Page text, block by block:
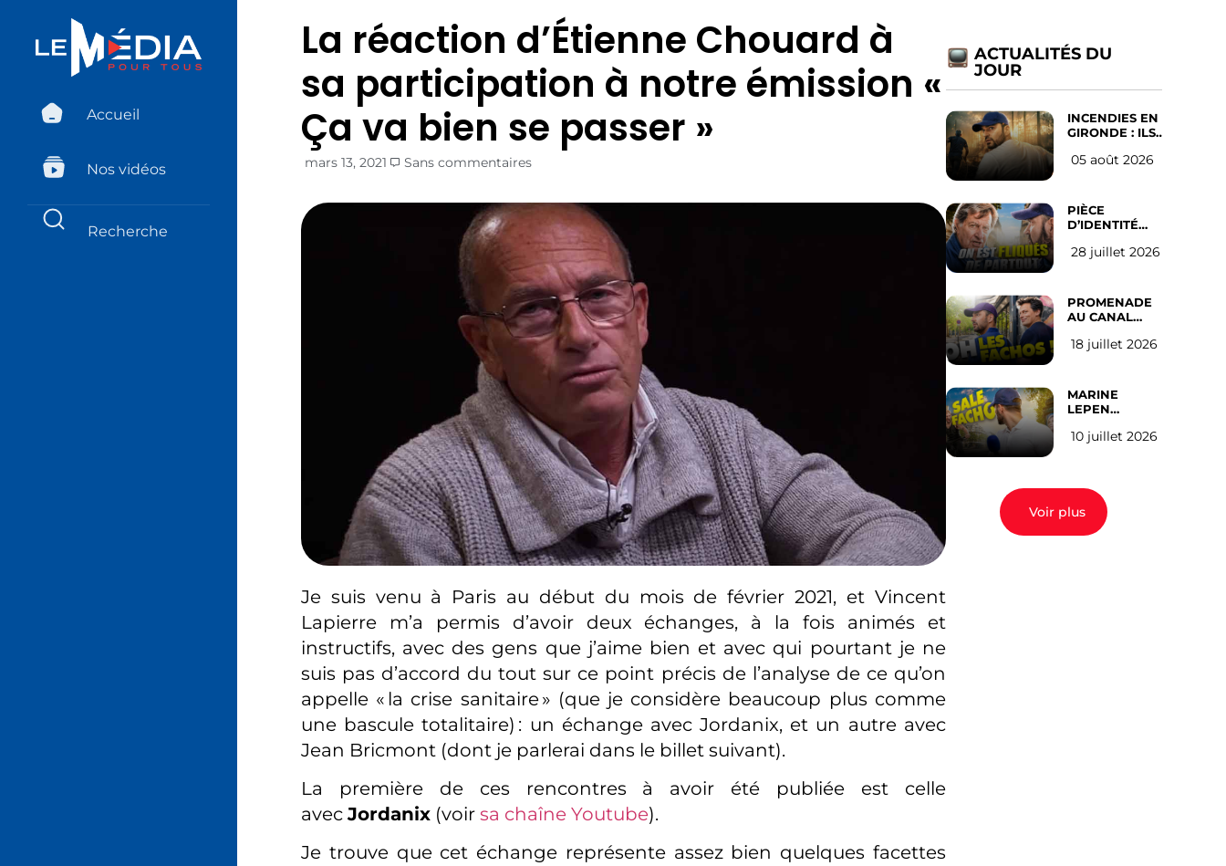
Accueil
Nos vidéos
La réaction d’Étienne Chouard à
sa participation à notre émission «
Ça va bien se passer »
mars 13, 2021 Sans commentaires
Je suis venu à Paris au début du mois de février 2021, et Vincent
Lapierre m’a permis d’avoir deux échanges, à la fois animés et
instructifs, avec des gens que j’aime bien et avec qui pourtant je ne
suis pas d’accord du tout sur ce point précis de l’analyse de ce qu’on
appelle « la crise sanitaire » (que je considère beaucoup plus comme
une bascule totalitaire) : un échange avec Jordanix, et un autre avec
Jean Bricmont (dont je parlerai dans le billet suivant).
La première de ces rencontres à avoir été publiée est celle
avecJordanix (voir sa chaîne Youtube).
Je trouve que cet échange représente assez bien quelques facettes
ACTUALITÉS DU
JOUR
INCENDIES EN
GIRONDE : ILS
D’ABANDONNER
05 août 2026
PIÈCE
D’IDENTITÉ
SUR LES
l’avis des
Français
28 juillet 2026
PROMENADE
AU CANAL
(les gauchistes
18 juillet 2026
MARINE
LEPEN
EN 2027 : l’avis
10 juillet 2026
Voir plus